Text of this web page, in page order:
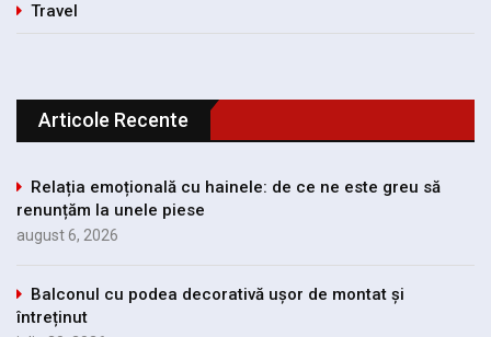
Travel
Articole Recente
Relația emoțională cu hainele: de ce ne este greu să
renunțăm la unele piese
august 6, 2026
Balconul cu podea decorativă ușor de montat și
întreținut